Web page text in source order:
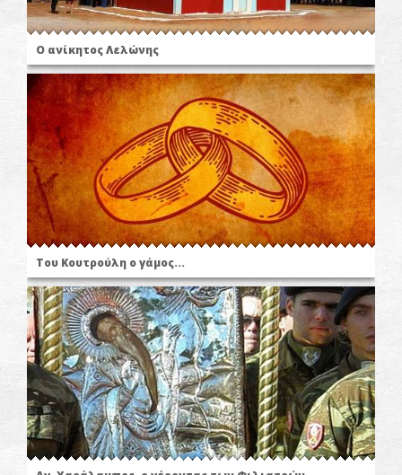
Ο ανίκητος Λελώνης
Του Κουτρούλη ο γάμος...